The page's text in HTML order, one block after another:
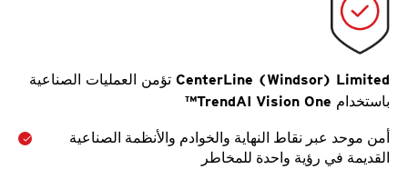
CenterLine (Windsor) Limited تؤمن العمليات الصناعية
باستخدام TrendAI Vision One™
أمن موحد عبر نقاط النهاية والخوادم والأنظمة الصناعية
القديمة في رؤية واحدة للمخاطر